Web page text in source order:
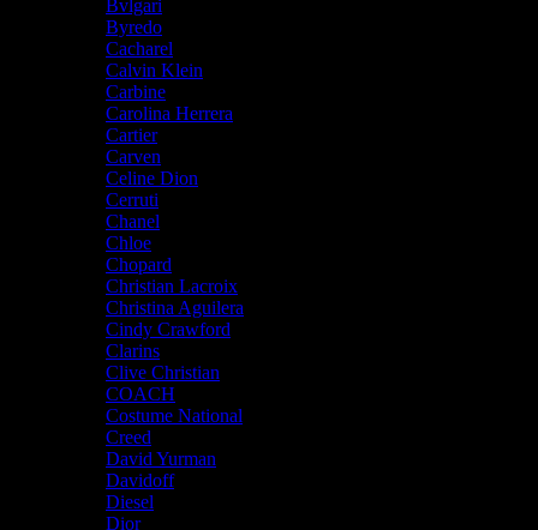
Bvlgari
Byredo
Cacharel
Calvin Klein
Carbine
Carolina Herrera
Cartier
Carven
Celine Dion
Cerruti
Chanel
Chloe
Chopard
Christian Lacroix
Christina Aguilera
Cindy Crawford
Clarins
Clive Christian
COACH
Costume National
Creed
David Yurman
Davidoff
Diesel
Dior